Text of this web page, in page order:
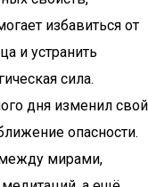
избавиться от
и устранить
сила.
дня изменил свой
опасности.
мирами,